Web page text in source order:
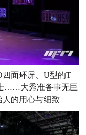
面环屏、U型的T
……大秀准备事无巨
的用心与细致